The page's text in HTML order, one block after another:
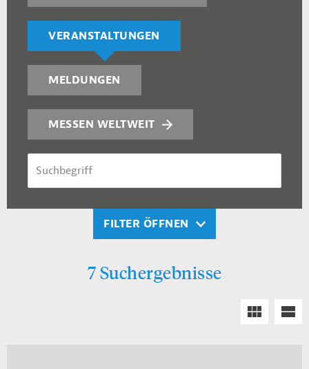
VERANSTALTUNGEN
MELDUNGEN
MESSEN WELTWEIT
FILTER ÖFFNEN
7 Suchergebnisse